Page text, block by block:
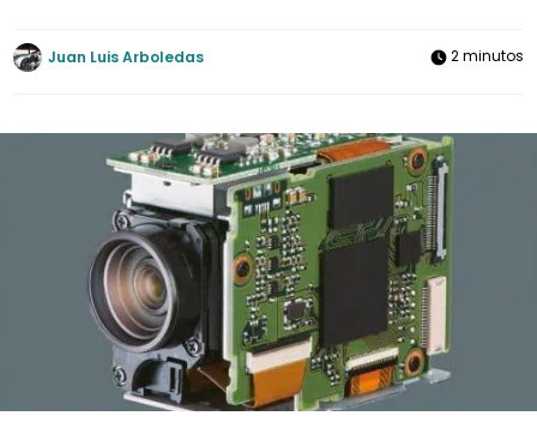
Juan Luis Arboledas 2 minutos